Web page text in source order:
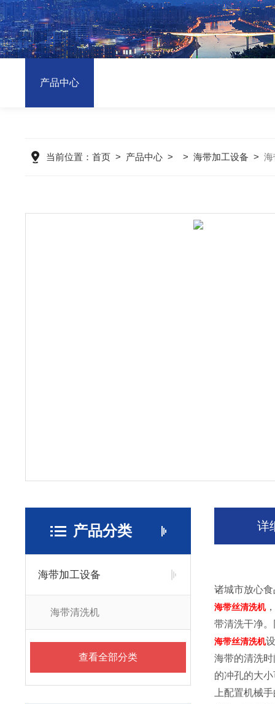
产品中心
当前位置： 首页> 产品中心> > 海带加工设备 > 海
产品分类
海带加工设备
海带清洗机
查看全部分类
详
诸城市放心
海带丝清洗机
带清洗干净
海带丝清洗机
海带的清洗
的冲孔的大
上配置机械